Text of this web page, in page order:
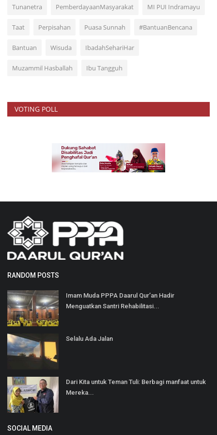
Tunanetra PemberdayaanMasyarakat MI PUI Indramayu
Taat Perpisahan Puasa Sunnah #BantuanBencana
Bantuan Wisuda IbadahSehariHar
Muzammil Hasballah Ibu Tangguh
VOTING POLL
RANDOM POSTS
Imam Muda PPPA Daarul Qur’an Hadir
Menguatkan Santri Rehabilitasi...
Selalu Ada Jalan
Dari Kita untuk Teman Tuli: Berbagi manfaat untuk
Mereka...
SOCIAL MEDIA